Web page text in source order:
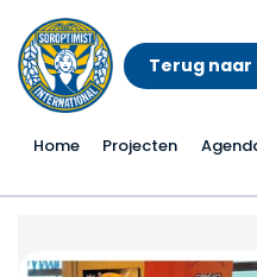
Terug
Home Projecten